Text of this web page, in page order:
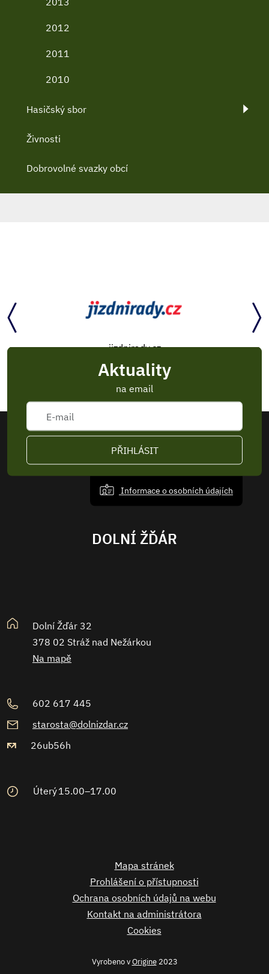
2012
2011
2010
Hasičský sbor
Živnosti
Dobrovolné svazky obcí
jizdnirady.cz
Aktuality
na email
PŘIHLÁSIT
Informace o osobních údajích
DOLNÍ ŽĎÁR
Dolní Žďár 32
378 02 Stráž nad Nežárkou
Na mapě
602 617 445
starosta@dolnizdar.cz
26ub56h
Úterý15.00–17.00
Mapa stránek
Prohlášení o přístupnosti
Ochrana osobních údajů na webu
Kontakt na administrátora
Cookies
Vyrobeno vOrigine2023